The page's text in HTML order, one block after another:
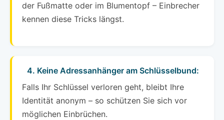
der Fußmatte oder im Blumentopf – Einbrecher
kennen diese Tricks längst.
4. Keine Adressanhänger am Schlüsselbund:
Falls Ihr Schlüssel verloren geht, bleibt Ihre
Identität anonym – so schützen Sie sich vor
möglichen Einbrüchen.